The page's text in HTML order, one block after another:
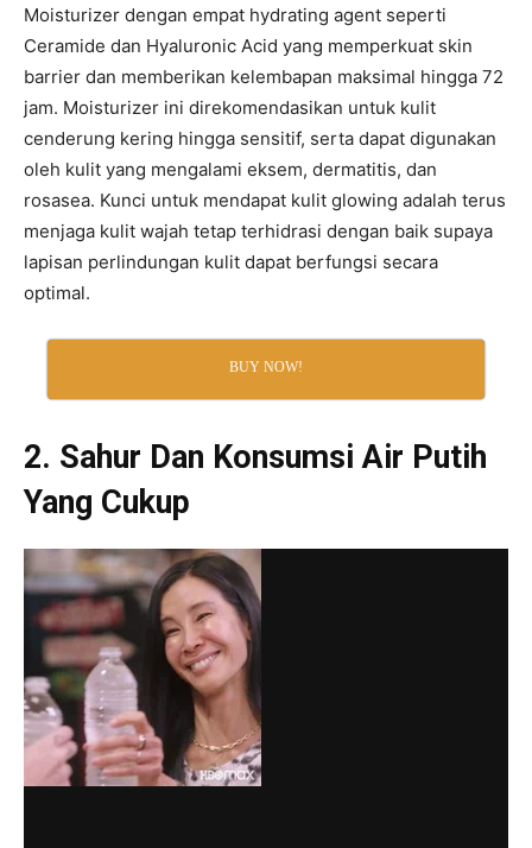
Moisturizer dengan empat hydrating agent seperti
Ceramide dan Hyaluronic Acid yang memperkuat skin
barrier dan memberikan kelembapan maksimal hingga 72
jam. Moisturizer ini direkomendasikan untuk kulit
cenderung kering hingga sensitif, serta dapat digunakan
oleh kulit yang mengalami eksem, dermatitis, dan
rosasea. Kunci untuk mendapat kulit glowing adalah terus
menjaga kulit wajah tetap terhidrasi dengan baik supaya
lapisan perlindungan kulit dapat berfungsi secara
optimal.
BUY NOW!
2. Sahur Dan Konsumsi Air Putih
Yang Cukup